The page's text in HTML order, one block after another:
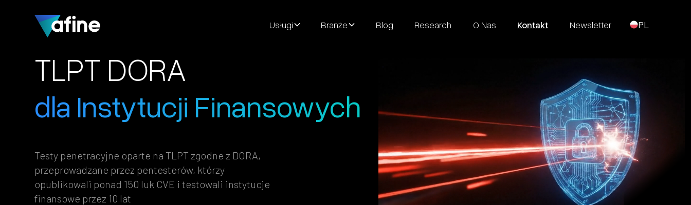
Usługi Branże Blog Research O Nas Kontakt Newsletter PL
TLPT DORA
dla Instytucji Finansowych
Testy penetracyjne oparte na TLPT zgodne z DORA,
przeprowadzane przez pentesterów, którzy
opublikowali ponad 150 luk CVE i testowali instytucje
finansowe przez 10 lat